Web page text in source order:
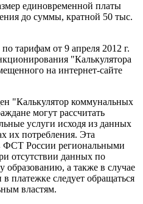
единовременной платы
до суммы, кратной 50 тыс.
тарифам от 9 апреля 2012 г.
"Калькулятора
на интернет-сайте
"Калькулятор коммунальных
могут рассчитать
услуги исходя из данных
их потребления. Эта
ФСТ России региональными
отсутствии данных по
а также в случае
платежке следует обращаться
властям.